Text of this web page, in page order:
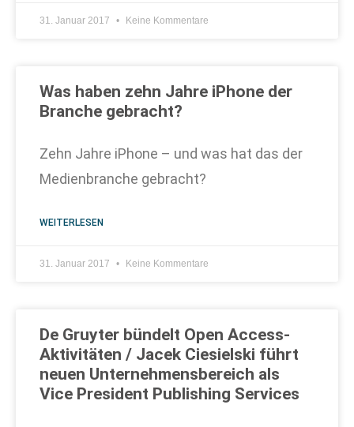
31. Januar 2017 Keine Kommentare
Was haben zehn Jahre iPhone der
Branche gebracht?
Zehn Jahre iPhone – und was hat das der
Medienbranche gebracht?
WEITERLESEN
31. Januar 2017 Keine Kommentare
De Gruyter bündelt Open Access-
Aktivitäten / Jacek Ciesielski führt
neuen Unternehmensbereich als
Vice President Publishing Services